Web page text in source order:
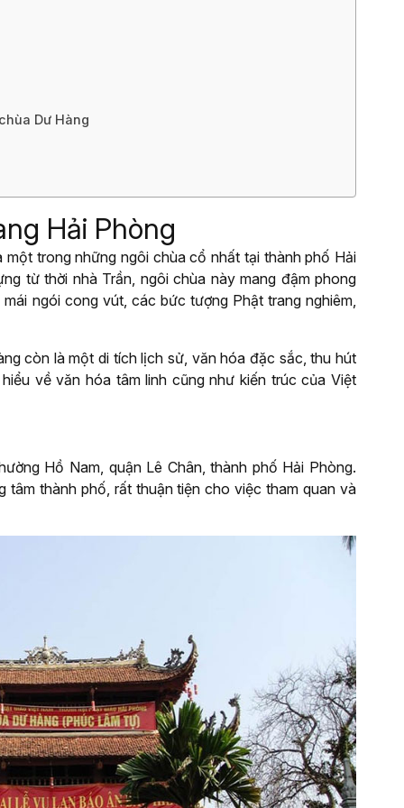
Dư Hàng
Hải Phòng
trong những ngôi chùa cổ nhất tại thành phố Hải
từ thời nhà Trần, ngôi chùa này mang đậm phong
ngói cong vút, các bức tượng Phật trang nghiêm,
còn là một di tích lịch sử, văn hóa đặc sắc, thu hút
về văn hóa tâm linh cũng như kiến trúc của Việt
Hồ Nam, quận Lê Chân, thành phố Hải Phòng.
tâm thành phố, rất thuận tiện cho việc tham quan và